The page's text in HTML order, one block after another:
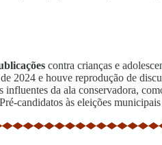
contra crianças e
2024 e houve reprodução de
influentes da ala conservadora,
candidatos às eleições